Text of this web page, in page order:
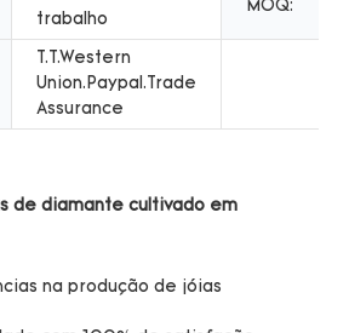
trabalho
MOQ:
T.T.Western
Union.Paypal.Trade
Assurance
de diamante cultivado em